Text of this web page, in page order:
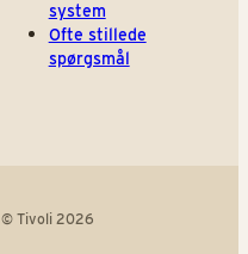
system
Ofte stillede
spørgsmål
© Tivoli 2026